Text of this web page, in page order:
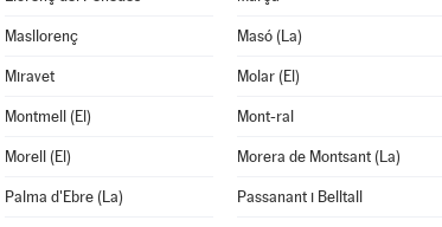
Masllorenç Masó (La)
Miravet Molar (El)
Montmell (El) Mont-ral
Morell (El) Morera de Montsant (La)
Palma d'Ebre (La) Passanant i Belltall